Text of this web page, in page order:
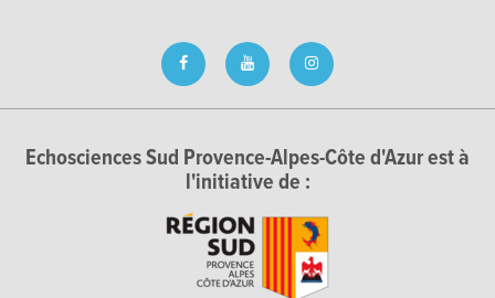
Echosciences Sud Provence-Alpes-Côte d'Azur est à
l'initiative de :